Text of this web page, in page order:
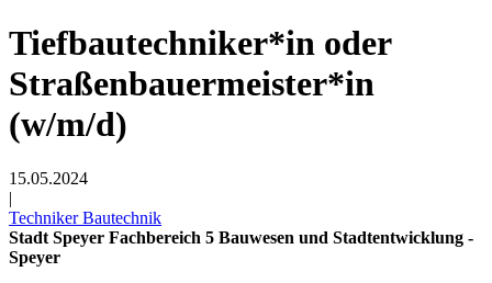
Tiefbautechniker*in oder
Straßenbauermeister*in
(w/m/d)
15.05.2024
|
Techniker Bautechnik
Stadt Speyer Fachbereich 5 Bauwesen und Stadtentwicklung -
Speyer